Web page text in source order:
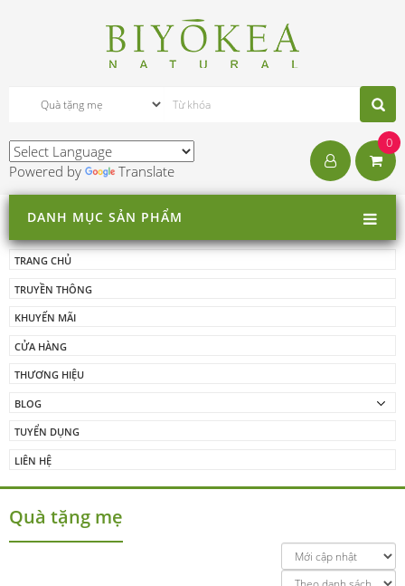
Powered by Translate
0
DANH MỤC SẢN PHẨM
TRANG CHỦ
TRUYỀN THÔNG
KHUYẾN MÃI
CỬA HÀNG
THƯƠNG HIỆU
BLOG
TUYỂN DỤNG
LIÊN HỆ
Quà tặng mẹ